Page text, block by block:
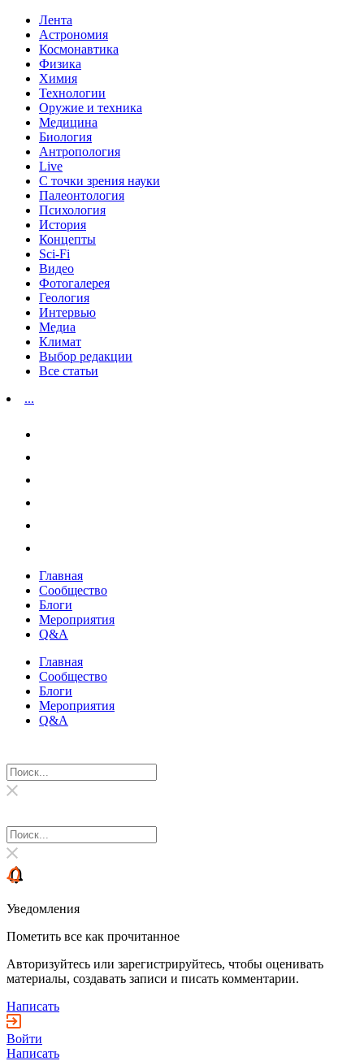
Лента
Астрономия
Космонавтика
Физика
Химия
Технологии
Оружие и техника
Медицина
Биология
Антропология
Live
С точки зрения науки
Палеонтология
Психология
История
Концепты
Sci-Fi
Видео
Фотогалерея
Геология
Интервью
Медиа
Климат
Выбор редакции
Все статьи
...
Главная
Сообщество
Блоги
Мероприятия
Q&A
Главная
Сообщество
Блоги
Мероприятия
Q&A
Уведомления
Пометить все как прочитанное
Авторизуйтесь или зарегистрируйтесь, чтобы оценивать
материалы, создавать записи и писать комментарии.
Написать
Войти
Написать